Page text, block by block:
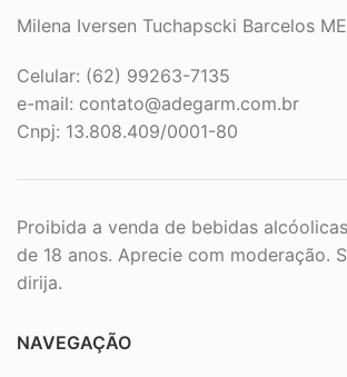
Milena Iversen Tuchapscki Barcelos
Celular: (62) 99263-7135
e-mail: contato@adegarm.com.br
Cnpj: 13.808.409/0001-80
Proibida a venda de bebidas
de 18 anos. Aprecie com moderação.
dirija.
NAVEGAÇÃO